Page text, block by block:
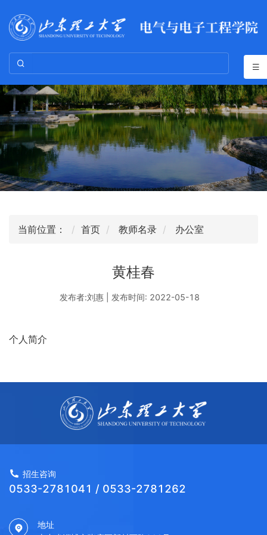
当前位置： 首页 教师名录 办公室
黄桂春
发布者:刘惠 | 发布时间: 2022-05-18
个人简介
招生咨询
0533-2781041 / 0533-2781262
地址